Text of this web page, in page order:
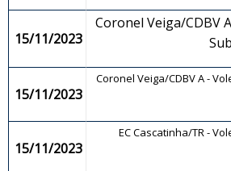
15/11/2023
Coronel Veiga/CDBV
15/11/2023
Coronel Veiga/CDBV A -
15/11/2023
EC Cascatinha/TR -